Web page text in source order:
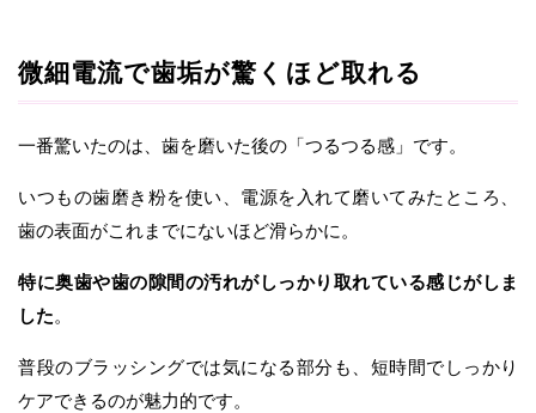
微細電流で歯垢が驚くほど取れる
一番驚いたのは、歯を磨いた後の「つるつる感」です。
いつもの歯磨き粉を使い、電源を入れて磨いてみたところ、
歯の表面がこれまでにないほど滑らかに。
特に奥歯や歯の隙間の汚れがしっかり取れている感じがしま
した。
普段のブラッシングでは気になる部分も、短時間でしっかり
ケアできるのが魅力的です。